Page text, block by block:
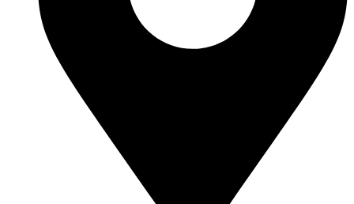
KONZOLE
DŽOJSTICI
ČITAČI MEMO KARTICA
FLEŠEVI USB
FLEŠEVI ZA MOBILNE
TELEFONE